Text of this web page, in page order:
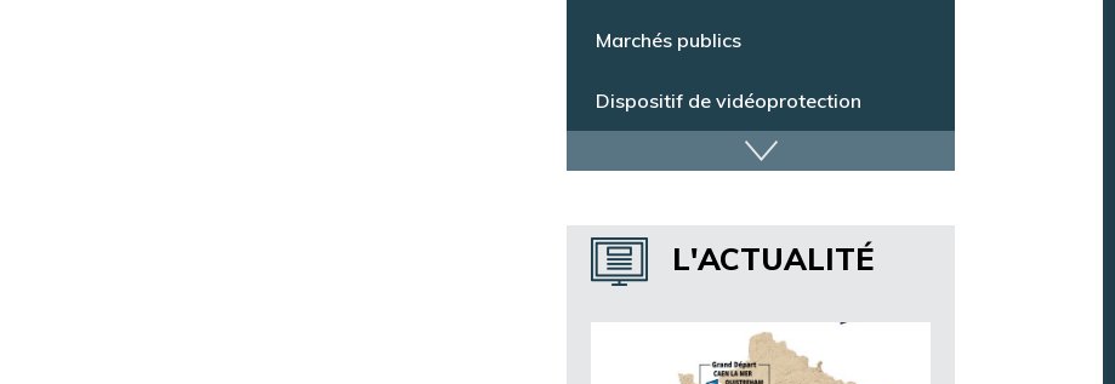
Marchés publics
Dispositif de vidéoprotection
Annuaire des services
Annuaire des associations
Argentan Aujourd’hui
L'ACTUALITÉ